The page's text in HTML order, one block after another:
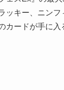
ッキー、ニンフ
カードが手に